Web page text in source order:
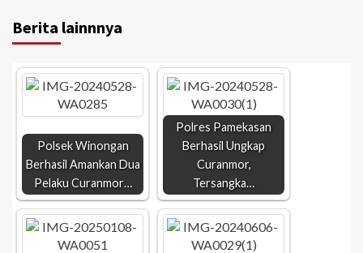
Berita lainnnya
Polsek Winongan
Berhasil Amankan Dua
Pelaku Curanmor…
Polres Pamekasan
Berhasil Ungkap
Curanmor,
Tersangka…